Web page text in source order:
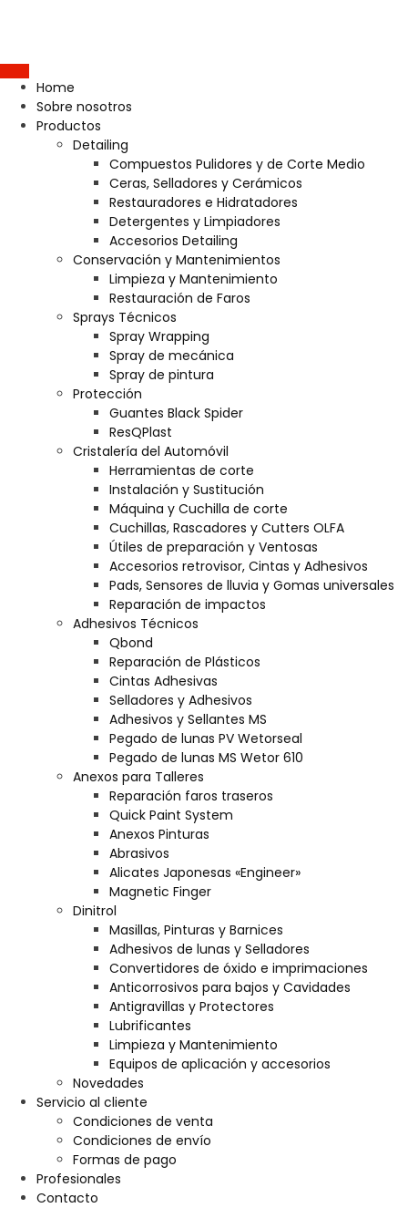
Home
Sobre nosotros
Productos
Detailing
Compuestos Pulidores y de Corte Medio
Ceras, Selladores y Cerámicos
Restauradores e Hidratadores
Detergentes y Limpiadores
Accesorios Detailing
Conservación y Mantenimientos
Limpieza y Mantenimiento
Restauración de Faros
Sprays Técnicos
Spray Wrapping
Spray de mecánica
Spray de pintura
Protección
Guantes Black Spider
ResQPlast
Cristalería del Automóvil
Herramientas de corte
Instalación y Sustitución
Máquina y Cuchilla de corte
Cuchillas, Rascadores y Cutters OLFA
Útiles de preparación y Ventosas
Accesorios retrovisor, Cintas y Adhesivos
Pads, Sensores de lluvia y Gomas universales
Reparación de impactos
Adhesivos Técnicos
Qbond
Reparación de Plásticos
Cintas Adhesivas
Selladores y Adhesivos
Adhesivos y Sellantes MS
Pegado de lunas PV Wetorseal
Pegado de lunas MS Wetor 610
Anexos para Talleres
Reparación faros traseros
Quick Paint System
Anexos Pinturas
Abrasivos
Alicates Japonesas «Engineer»
Magnetic Finger
Dinitrol
Masillas, Pinturas y Barnices
Adhesivos de lunas y Selladores
Convertidores de óxido e imprimaciones
Anticorrosivos para bajos y Cavidades
Antigravillas y Protectores
Lubrificantes
Limpieza y Mantenimiento
Equipos de aplicación y accesorios
Novedades
Servicio al cliente
Condiciones de venta
Condiciones de envío
Formas de pago
Profesionales
Contacto